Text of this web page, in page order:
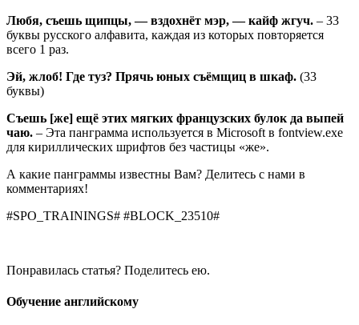
Любя, съешь щипцы, — вздохнёт мэр, — кайф жгуч. – 33
буквы русского алфавита, каждая из которых повторяется
всего 1 раз.
Эй, жлоб! Где туз? Прячь юных съёмщиц в шкаф. (33
буквы)
Съешь [же] ещё этих мягких французских булок да выпей
чаю. – Эта панграмма используется в Microsoft в fontview.exe
для кириллических шрифтов без частицы «же».
А какие панграммы известны Вам? Делитесь с нами в
комментариях!
#SPO_TRAININGS# #BLOCK_23510#
Понравилась статья? Поделитесь ею.
Обучение английскому